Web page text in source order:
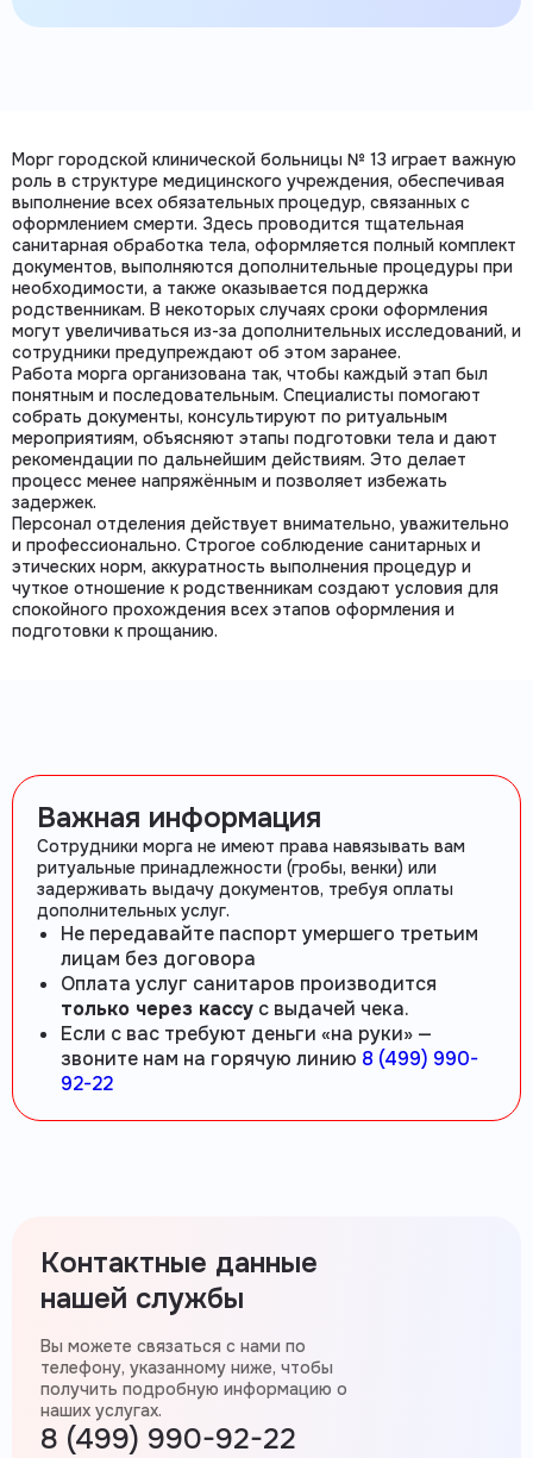
Морг городской клинической больницы № 13 играет важную
роль в структуре медицинского учреждения, обеспечивая
выполнение всех обязательных процедур, связанных с
оформлением смерти. Здесь проводится тщательная
санитарная обработка тела, оформляется полный комплект
документов, выполняются дополнительные процедуры при
необходимости, а также оказывается поддержка
родственникам. В некоторых случаях сроки оформления
могут увеличиваться из-за дополнительных исследований, и
сотрудники предупреждают об этом заранее.
Работа морга организована так, чтобы каждый этап был
понятным и последовательным. Специалисты помогают
собрать документы, консультируют по ритуальным
мероприятиям, объясняют этапы подготовки тела и дают
рекомендации по дальнейшим действиям. Это делает
процесс менее напряжённым и позволяет избежать
задержек.
Персонал отделения действует внимательно, уважительно
и профессионально. Строгое соблюдение санитарных и
этических норм, аккуратность выполнения процедур и
чуткое отношение к родственникам создают условия для
спокойного прохождения всех этапов оформления и
подготовки к прощанию.
Важная информация
Сотрудники морга не имеют права навязывать вам
ритуальные принадлежности (гробы, венки) или
задерживать выдачу документов, требуя оплаты
дополнительных услуг.
Не передавайте паспорт умершего третьим
лицам без договора
Оплата услуг санитаров производится
только через кассу с выдачей чека.
Если с вас требуют деньги «на руки» —
звоните нам на горячую линию 8 (499) 990-
92-22
Контактные данные
нашей службы
Вы можете связаться с нами по
телефону, указанному ниже, чтобы
получить подробную информацию о
наших услугах.
8 (499) 990-92-22